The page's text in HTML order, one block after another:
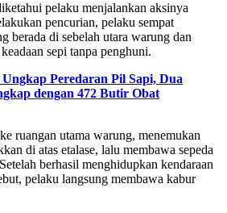
pelaku menjalankan aksinya
pencurian, pelaku sempat
berada di sebelah utara warung dan
sepi tanpa penghuni.
Ungkap Peredaran Pil Sapi, Dua
dengan 472 Butir Obat
ruangan utama warung, menemukan
di atas etalase, lalu membawa sepeda
berhasil menghidupkan kendaraan
pelaku langsung membawa kabur